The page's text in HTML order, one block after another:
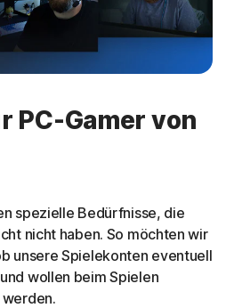
PC-Gamer von
spezielle Bedürfnisse, die
nicht haben. So möchten wir
unsere Spielekonten eventuell
wollen beim Spielen